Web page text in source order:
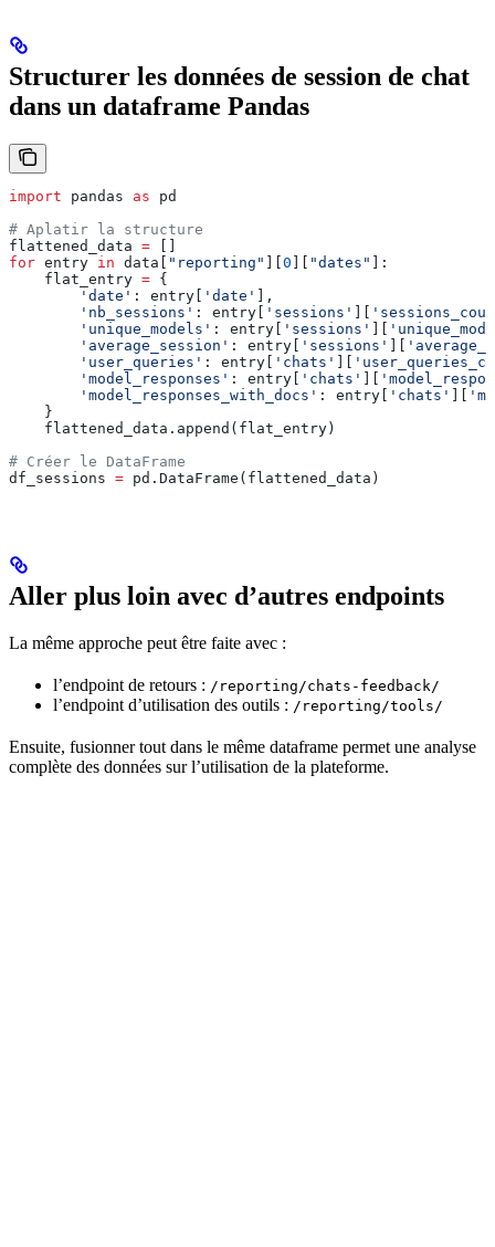
Structurer les données de session de chat
dans un dataframe Pandas
import pandas as pd
# Aplatir la structure
flattened_data = []
for entry in data[ "reporting" ][0 ][ "dates" ]:
    flat_entry
= {
        'date'
: entry[ 'date' ],
        'nb_sessions'
: entry[ 'sessions' ][
        'unique_models'
: entry[ 'sessions' ][
        'average_session'
: entry[ 'sessions' ][
        'user_queries'
: entry[ 'chats' ][
        'model_responses'
: entry[ 'chats' ][
        'model_responses_with_docs'
: entry[ 'chats' ][
    }
    flattened_data.append(flat_entry)
# Créer le DataFrame
df_sessions = pd.DataFrame(flattened_data)
Aller plus loin avec d’autres endpoints
La même approche peut être faite avec :
l’endpoint de retours : /reporting/chats-feedback/
l’endpoint d’utilisation des outils : /reporting/tools/
Ensuite, fusionner tout dans le même dataframe permet une analyse
complète des données sur l’utilisation de la plateforme.